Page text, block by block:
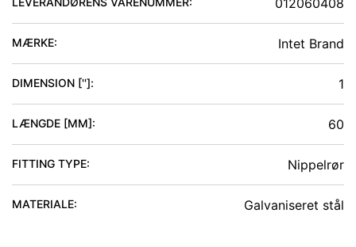
012060408
MÆRKE: Intet Brand
DIMENSION ['']: 1
LÆNGDE [MM]: 60
FITTING TYPE: Nippelrør
MATERIALE: Galvaniseret stål